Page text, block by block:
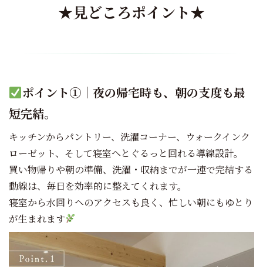
★見どころポイント★
ポイント①｜夜の帰宅時も、朝の支度も最
短完結。
キッチンからパントリー、洗濯コーナー、ウォークインク
ローゼット、そして寝室へとぐるっと回れる導線設計。
買い物帰りや朝の準備、洗濯・収納までが一連で完結する
動線は、毎日を効率的に整えてくれます。
寝室から水回りへのアクセスも良く、忙しい朝にもゆとり
が生まれます